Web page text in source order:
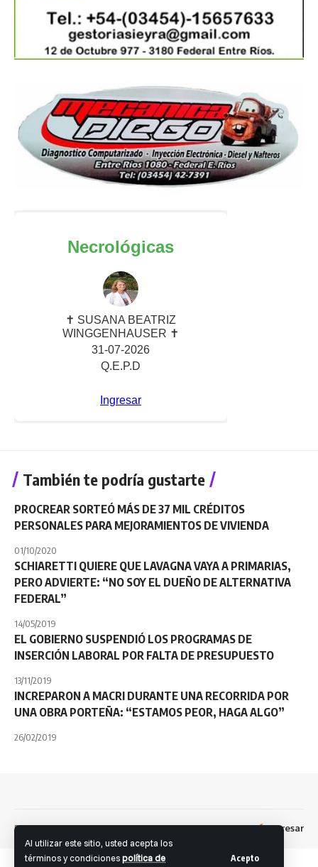
Al utilizar este sitio, usted acepta los
términos y condicionespolítica de Acepto
También te podría gustarte
PROCREAR SORTEÓ MÁS DE 37 MIL CRÉDITOS
PERSONALES PARA MEJORAMIENTOS DE VIVIENDA
01/10/2020
SCHIARETTI QUIERE QUE LAVAGNA VAYA A PRIMARIAS,
PERO ADVIERTE: “NO SOY EL DUEÑO DE ALTERNATIVA
FEDERAL”
14/05/2019
EL GOBIERNO SUSPENDIÓ LOS PROGRAMAS DE
INSERCIÓN LABORAL POR FALTA DE PRESUPUESTO
13/11/2019
INCREPARON A MACRI DURANTE UNA RECORRIDA POR
UNA OBRA PORTEÑA: “ESTAMOS PEOR, HAGA ALGO”
26/02/2019
Dev: Fernando S. Brandolini Facebook Ingresar